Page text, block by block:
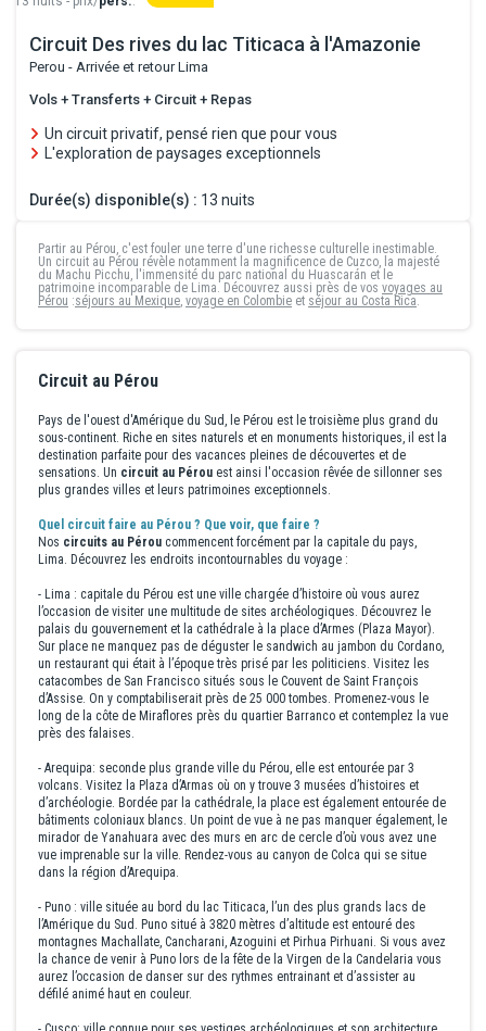
Circuit Des rives du lac Titicaca à l'Amazonie
Perou - Arrivée et retour Lima
Vols + Transferts + Circuit + Repas
Un circuit privatif, pensé rien que pour vous
L'exploration de paysages exceptionnels
Durée(s) disponible(s) : 13 nuits
Partir au Pérou, c'est fouler une terre d'une richesse culturelle inestimable.
Un circuit au Pérou révèle notamment la magnificence de Cuzco, la majesté
du Machu Picchu, l'immensité du parc national du Huascarán et le
patrimoine incomparable de Lima. Découvrez aussi près de vos voyages au
Pérou :séjours au Mexique, voyage en Colombie et séjour au Costa Rica.
Circuit au Pérou
Pays de l'ouest d'Amérique du Sud, le Pérou est le troisième plus grand du
sous-continent. Riche en sites naturels et en monuments historiques, il est la
destination parfaite pour des vacances pleines de découvertes et de
sensations. Un circuit au Pérou est ainsi l'occasion rêvée de sillonner ses
plus grandes villes et leurs patrimoines exceptionnels.
Quel circuit faire au Pérou ? Que voir, que faire ?
Nos circuits au Pérou commencent forcément par la capitale du pays,
Lima. Découvrez les endroits incontournables du voyage :
- Lima : capitale du Pérou est une ville chargée d’histoire où vous aurez
l’occasion de visiter une multitude de sites archéologiques. Découvrez le
palais du gouvernement et la cathédrale à la place d’Armes (Plaza Mayor).
Sur place ne manquez pas de déguster le sandwich au jambon du Cordano,
un restaurant qui était à l’époque très prisé par les politiciens. Visitez les
catacombes de San Francisco situés sous le Couvent de Saint François
d’Assise. On y comptabiliserait près de 25 000 tombes. Promenez-vous le
long de la côte de Miraflores près du quartier Barranco et contemplez la vue
près des falaises.
- Arequipa: seconde plus grande ville du Pérou, elle est entourée par 3
volcans. Visitez la Plaza d’Armas où on y trouve 3 musées d’histoires et
d’archéologie. Bordée par la cathédrale, la place est également entourée de
bâtiments coloniaux blancs. Un point de vue à ne pas manquer également, le
mirador de Yanahuara avec des murs en arc de cercle d’où vous avez une
vue imprenable sur la ville. Rendez-vous au canyon de Colca qui se situe
dans la région d’Arequipa.
- Puno : ville située au bord du lac Titicaca, l’un des plus grands lacs de
l’Amérique du Sud. Puno situé à 3820 mètres d’altitude est entouré des
montagnes Machallate, Cancharani, Azoguini et Pirhua Pirhuani. Si vous avez
la chance de venir à Puno lors de la fête de la Virgen de la Candelaria vous
aurez l’occasion de danser sur des rythmes entrainant et d’assister au
défilé animé haut en couleur.